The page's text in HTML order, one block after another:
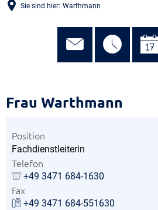
Sie sind hier: Warthmann
Frau Warthmann
Position
Fachdienstleiterin
Telefon
+49 3471 684-1630
Fax
+49 3471 684-551630